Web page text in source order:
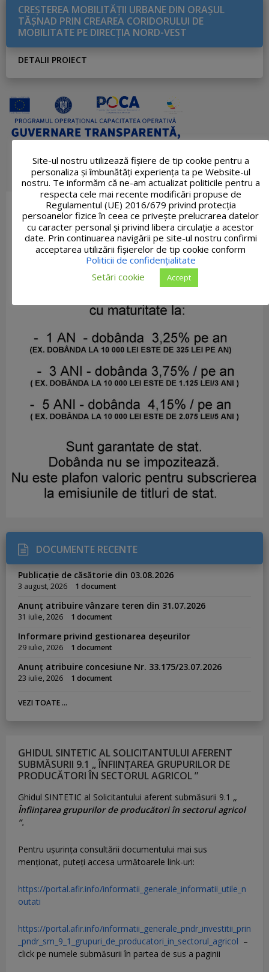
CREŞTEREA MOBILITĂŢII URBANE DIN ORAŞUL
TĂŞNAD PRIN CREAREA CORIDORULUI DE
MOBILITATE PE DIRECŢIA NORD-VEST
DETALII PROIECT
DOCUMENTE RECENTE
Publicație de căsătorie din 03.08.2026
3 august, 2026 1 document
Anunț atribuire vânzare teren din 31.07.2026
31 iulie, 2026 1 document
Informare privind gestionarea deșeurilor
29 iulie, 2026 1 document
Anunț atribuire concesiune Nr. 33.175/23.07.2026
23 iulie, 2026 1 document
VEZI TOATE ...
GHIDUL SINTETIC AL SOLICITANTULUI AFERENT
SUBMĂSURII 9.1 „ ÎNFIINȚAREA GRUPURILOR DE
PRODUCĂTORI ÎN SECTORUL AGRICOL ”
Ghidul SINTETIC al Solicitantului aferent submăsurii 9.1 „
Înființarea grupurilor de producători în sectorul agricol
”.
Pentru uşurinţa consultării documentului mai sus
menţionat, puteţi accesa următoarele link-uri:
https://portal.afir.info/informatii_generale_informatii_utile_n
outati
https://portal.afir.info/informatii_generale_pndr_investitii_prin
_pndr_sm_9_1_grupuri_de_producatori_in_sectorul_agricol –
click pe numele submăsurii în partea de sus a paginii
Site-ul nostru utilizează fişiere de tip cookie pentru a
personaliza și îmbunătăți experiența ta pe Website-ul
nostru. Te informăm că ne-am actualizat politicile pentru a
respecta cele mai recente modificări propuse de
Regulamentul (UE) 2016/679 privind protecția
persoanelor fizice în ceea ce privește prelucrarea datelor
cu caracter personal și privind libera circulație a acestor
date. Prin continuarea navigării pe site-ul nostru confirmi
acceptarea utilizării fişierelor de tip cookie conform
Politicii de confidențialitate
Setări cookie
Accept